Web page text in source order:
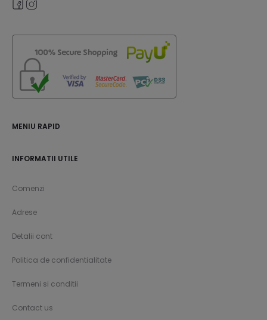
MENIU RAPID
INFORMATII UTILE
Comenzi
Adrese
Detalii cont
Politica de confidentialitate
Termeni si conditii
Contact us